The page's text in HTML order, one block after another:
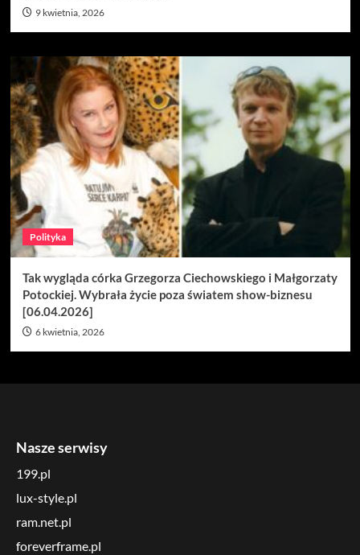
9 kwietnia, 2026
Polityka
Tak wygląda córka Grzegorza Ciechowskiego i Małgorzaty
Potockiej. Wybrała życie poza światem show-biznesu
[06.04.2026]
6 kwietnia, 2026
Nasze serwisy
199.pl
lux-style.pl
ram.net.pl
foreverframe.pl